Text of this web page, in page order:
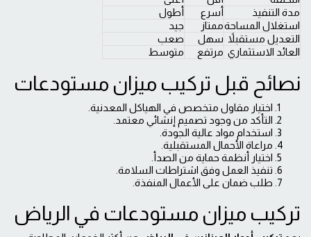
مدة التنفيذ
أسرع
أطول
استغلال المساحةممتاز
جيد
التعديل مستقبلاً سهل
صعب
العائد الاستثماري مرتفع متوسط
نصائح قبل تركيب ميزان مستودعات
اختيار مقاول متخصص في الهياكل المعدنية.
التأكد من وجود تصميم إنشائي معتمد.
استخدام مواد عالية الجودة.
مراعاة الأحمال المستقبلية.
اختيار أنظمة حماية من الصدأ.
تنفيذ العمل وفق اشتراطات السلامة.
طلب ضمان على الأعمال المنفذة.
تركيب ميزان مستودعات في الرياض